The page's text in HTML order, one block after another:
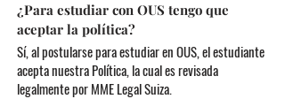
¿Para estudiar con OUS tengo que
aceptar la política?
Sí, al postularse para estudiar en OUS, el estudiante
acepta nuestra Política, la cual es revisada
legalmente por MME Legal Suiza.